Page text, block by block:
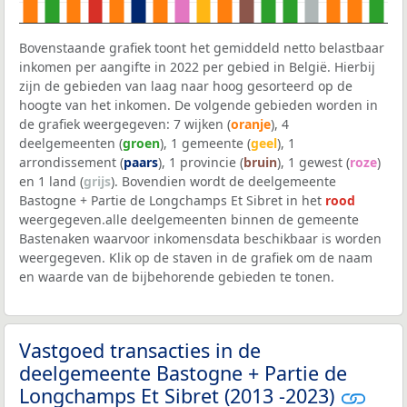
Bovenstaande grafiek toont het gemiddeld netto belastbaar
inkomen per aangifte in 2022 per gebied in België. Hierbij
zijn de gebieden van laag naar hoog gesorteerd op de
hoogte van het inkomen. De volgende gebieden worden in
de grafiek weergegeven: 7 wijken (oranje), 4
deelgemeenten (groen), 1 gemeente (geel), 1
arrondissement (paars), 1 provincie (bruin), 1 gewest (roze)
en 1 land (grijs). Bovendien wordt de deelgemeente
Bastogne + Partie de Longchamps Et Sibret in het rood
weergegeven.alle deelgemeenten binnen de gemeente
Bastenaken waarvoor inkomensdata beschikbaar is worden
weergegeven. Klik op de staven in de grafiek om de naam
en waarde van de bijbehorende gebieden te tonen.
Vastgoed transacties in de
deelgemeente Bastogne + Partie de
Longchamps Et Sibret (2013 -2023)